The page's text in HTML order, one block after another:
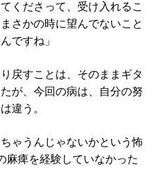
くださって、受け入れるこ
さかの時に望んでないこと
ですね」
戻すことは、そのままギタ
が、今回の病は、自分の努
違う。
ゃうんじゃないかという怖
麻痺を経験していなかった